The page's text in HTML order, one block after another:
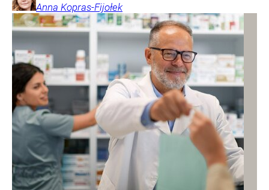
Anna Kopras-Fijołek